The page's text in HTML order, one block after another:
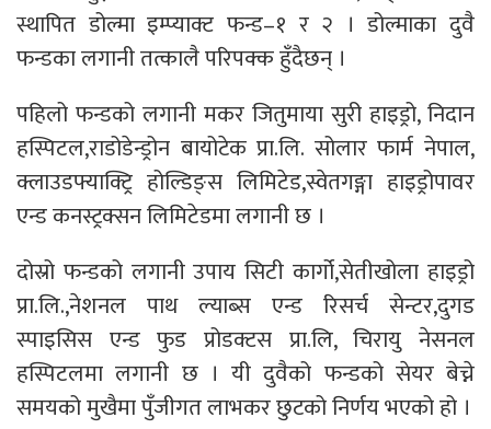
स्थापित डोल्मा इम्प्याक्ट फन्ड–१ र २ । डोल्माका दुवै
फन्डका लगानी तत्कालै परिपक्क हुँदैछन् ।
पहिलो फन्डको लगानी मकर जितुमाया सुरी हाइड्रो, निदान
हस्पिटल,राडोडेन्ड्रोन बायोटेक प्रा.लि. सोलार फार्म नेपाल,
क्लाउडफ्याक्ट्रि होल्डिङ्स लिमिटेड,स्वेतगङ्गा हाइड्रोपावर
एन्ड कनस्ट्रक्सन लिमिटेडमा लगानी छ ।
दोस्रो फन्डको लगानी उपाय सिटी कार्गो,सेतीखोला हाइड्रो
प्रा.लि.,नेशनल पाथ ल्याब्स एन्ड रिसर्च सेन्टर,दुगड
स्पाइसिस एन्ड फुड प्रोडक्टस प्रा.लि, चिरायु नेसनल
हस्पिटलमा लगानी छ । यी दुवैको फन्डको सेयर बेच्ने
समयको मुखैमा पुँजीगत लाभकर छुटको निर्णय भएको हो ।